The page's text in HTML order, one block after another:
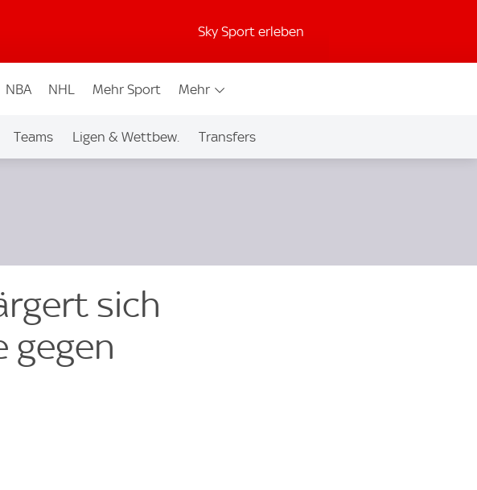
Sky Sport erleben
NBA NHL Mehr Sport Mehr
Teams Ligen & Wettbew. Transfers
sich
gegen